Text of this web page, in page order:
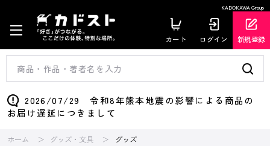
KADOKAWA Group
カート ログイン 新規登録
2026/07/29 令和8年熊本地震の影響による商品の
お届け遅延につきまして
ホーム グッズ・文具 グッズ